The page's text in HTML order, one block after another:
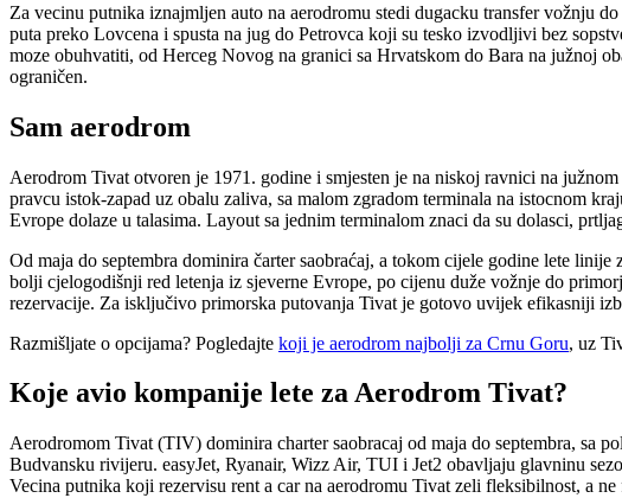
Za vecinu putnika iznajmljen auto na aerodromu stedi dugacku transfer vožnju
puta preko Lovcena i spusta na jug do Petrovca koji su tesko izvodljivi bez
moze obuhvatiti, od Herceg Novog na granici sa Hrvatskom do Bara na južnoj
ograničen.
Sam aerodrom
Aerodrom Tivat otvoren je 1971. godine i smjesten je na niskoj ravnici na
pravcu istok-zapad uz obalu zaliva, sa malom zgradom terminala na istocnom
Evrope dolaze u talasima. Layout sa jednim terminalom znaci da su dolasci,
Od maja do septembra dominira čarter saobraćaj, a tokom cijele godine lete
bolji cjelogodišnji red letenja iz sjeverne Evrope, po cijenu duže vožnje do
rezervacije. Za isključivo primorska putovanja Tivat je gotovo uvijek efikasniji
Razmišljate o opcijama? Pogledajte koji je aerodrom najbolji za Crnu Goru, uz
Koje avio kompanije lete za Aerodrom Tivat?
Aerodromom Tivat (TIV) dominira charter saobracaj od maja do septembra,
Budvansku rivijeru. easyJet, Ryanair, Wizz Air, TUI i Jet2 obavljaju glavninu
Vecina putnika koji rezervisu rent a car na aerodromu Tivat zeli fleksibilnost, a